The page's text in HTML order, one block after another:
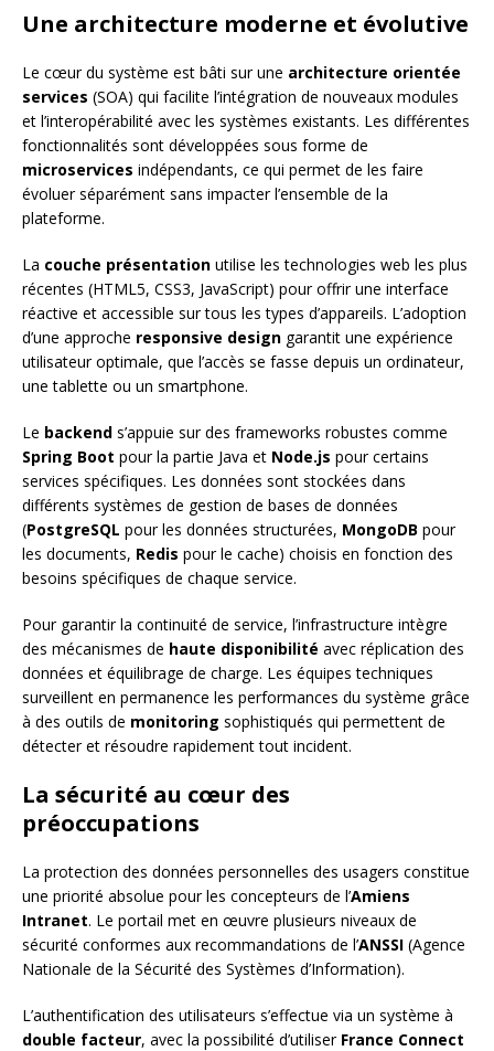
Une architecture moderne et évolutive
Le cœur du système est bâti sur une architecture orientée
services (SOA) qui facilite l’intégration de nouveaux modules
et l’interopérabilité avec les systèmes existants. Les différentes
fonctionnalités sont développées sous forme de
microservices indépendants, ce qui permet de les faire
évoluer séparément sans impacter l’ensemble de la
plateforme.
La couche présentation utilise les technologies web les plus
récentes (HTML5, CSS3, JavaScript) pour offrir une interface
réactive et accessible sur tous les types d’appareils. L’adoption
d’une approche responsive design garantit une expérience
utilisateur optimale, que l’accès se fasse depuis un ordinateur,
une tablette ou un smartphone.
Le backend s’appuie sur des frameworks robustes comme
Spring Boot pour la partie Java et Node.js pour certains
services spécifiques. Les données sont stockées dans
différents systèmes de gestion de bases de données
(PostgreSQL pour les données structurées, MongoDB pour
les documents, Redis pour le cache) choisis en fonction des
besoins spécifiques de chaque service.
Pour garantir la continuité de service, l’infrastructure intègre
des mécanismes de haute disponibilité avec réplication des
données et équilibrage de charge. Les équipes techniques
surveillent en permanence les performances du système grâce
à des outils de monitoring sophistiqués qui permettent de
détecter et résoudre rapidement tout incident.
La sécurité au cœur des
préoccupations
La protection des données personnelles des usagers constitue
une priorité absolue pour les concepteurs de l’Amiens
Intranet. Le portail met en œuvre plusieurs niveaux de
sécurité conformes aux recommandations de l’ANSSI (Agence
Nationale de la Sécurité des Systèmes d’Information).
L’authentification des utilisateurs s’effectue via un système à
double facteur, avec la possibilité d’utiliser France Connect